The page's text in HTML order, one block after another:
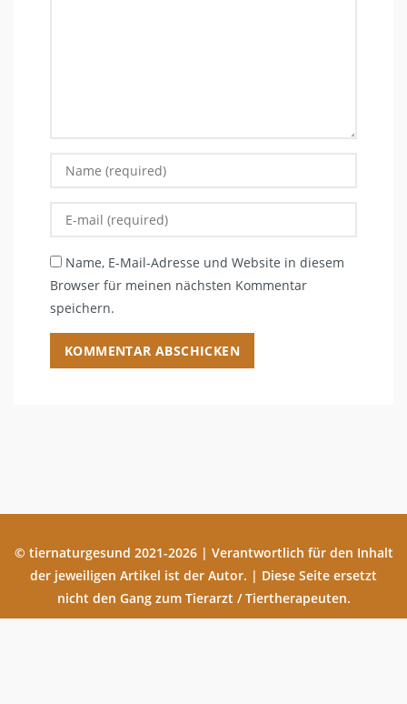
Name, E-Mail-Adresse und Website in diesem
Browser für meinen nächsten Kommentar
speichern.
© tiernaturgesund 2021-2026 | Verantwortlich für den Inhalt
der jeweiligen Artikel ist der Autor. | Diese Seite ersetzt
nicht den Gang zum Tierarzt / Tiertherapeuten.